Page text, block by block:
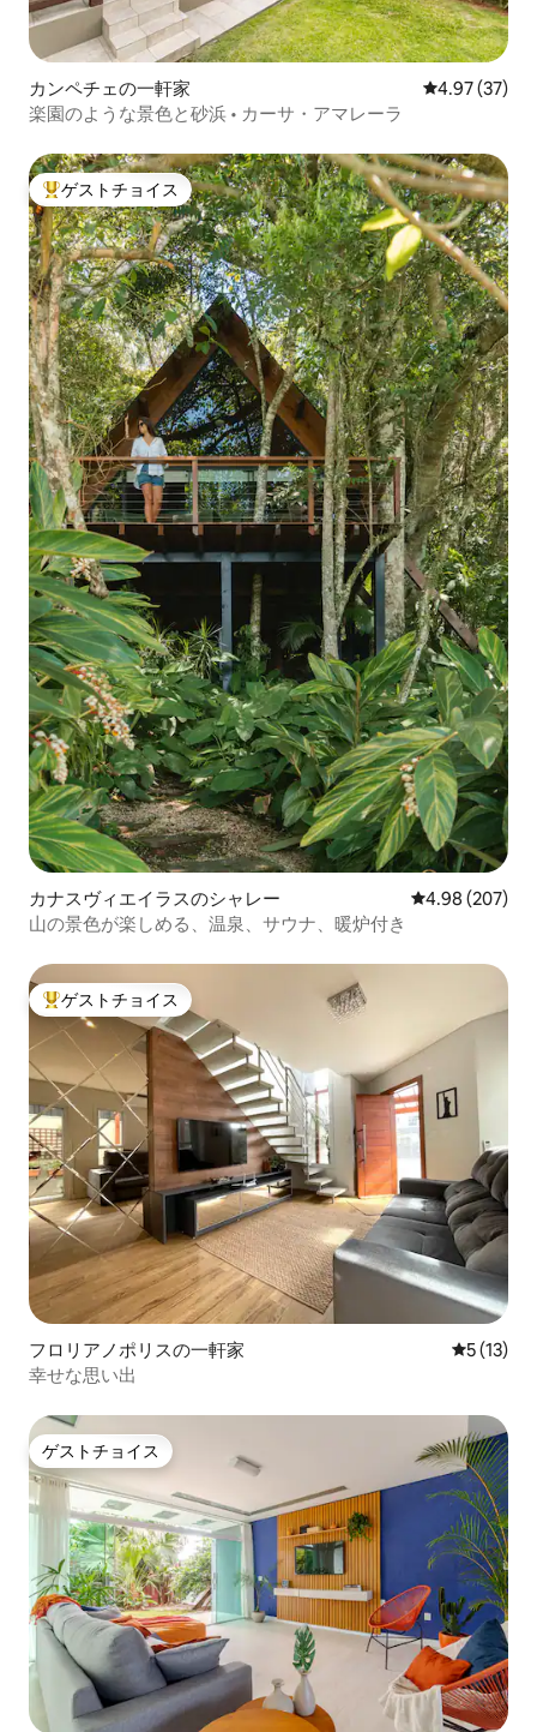
カンペチェの一軒家 レビュー37
4.97 (37)
楽園のような景色と砂浜 • カーサ・アマレーラ
大好評のゲストチョイスです。
ゲストチョイス
カナスヴィエイラスのシャレー レビュー207
4.98 (207)
山の景色が楽しめる、温泉、サウナ、暖炉付き
大好評のゲストチョイスです。
ゲストチョイス
フロリアノポリスの一軒家 レビュー
5 (13)
幸せな思い出
ゲストチョイス
ゲストチョイス